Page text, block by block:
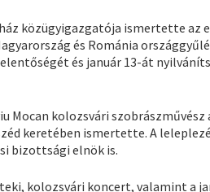
közügyigazgatója ismertette az
és Románia
és január 13-át
Mocan kolozsvári szobrászművész
keretében ismertette. A
bizottsági elnök is.
kolozsvári koncert, valamint a